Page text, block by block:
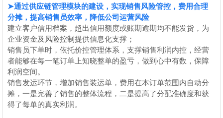
➤通过供应链管理模块的建设，实现销售风险管控，费用合理
分摊，提高销售员效率，降低公司运营风险
建立客户信用档案，超出信用额度或账期逾期均不能发货，为
企业资金及风险控制提供信息化支撑；
销售员下单时，依托价控管理体系，支撑销售利润内控，经营
者能够在每一笔订单上知晓整单的盈亏，做到心中有数，保障
利润空间。
销售发运环节，增加销售装运单，费用在本订单范围内自动分
摊，一是完善了销售的整体流程，二是提高了分配准确度和获
得了每单的真实利润。